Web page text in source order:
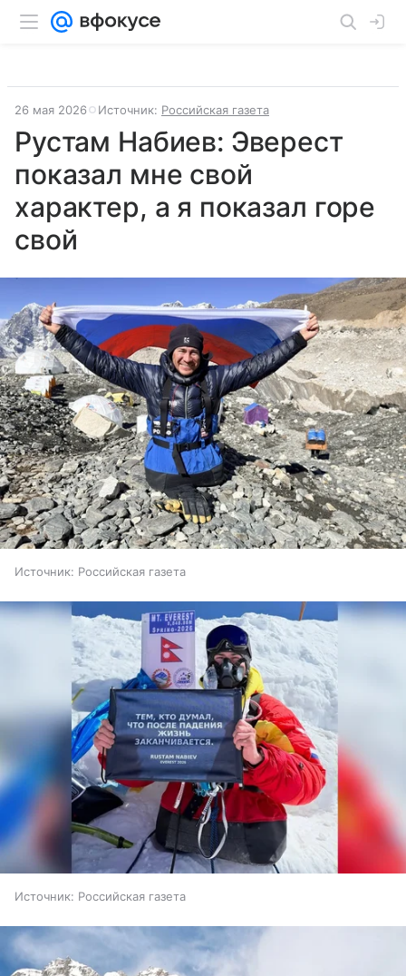
26 мая 2026 Источник: Российская газета
Рустам Набиев: Эверест
показал мне свой
характер, а я показал горе
свой
Источник: Российская газета
Источник: Российская газета